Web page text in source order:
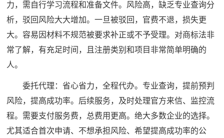
力，需自行学习流程和准备文件。风险高，缺乏专业查询分
析，驳回风险大大增加。一旦被驳回，官费不退，损失更
大。容易因材料不规范被要求补正或不予受理。对商标法非
常了解，有充足时间，且注册类别和项目非常简单明确的
人。
委托代理：省心省力，全程代办。专业查询，提前预判
风险，提高成功率。后续服务，及时处理官方来信、监控流
程。需要支付服务费，总费用更高。绝大多数企业的选择。
尤其适合首次申请、不想承担风险、希望提高成功率的公